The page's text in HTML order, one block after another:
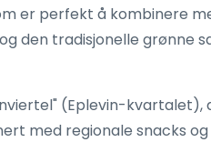
er perfekt å kombinere
den tradisjonelle grønne
(Eplevin-
med regionale snacks og